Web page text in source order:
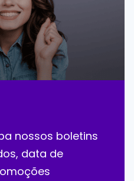
nossos boletins
data de